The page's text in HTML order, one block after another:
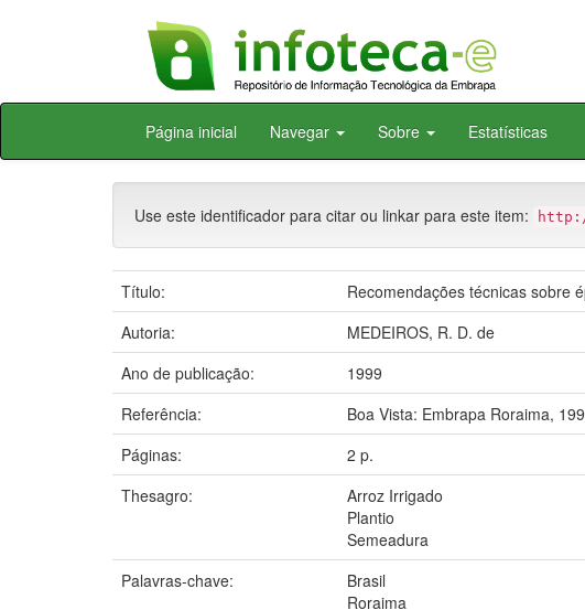
Skip
Página inicial Navegar Sobre Estatísticas
Use este identificador para citar ou linkar para este item:
Título:
Recomendações técnicas sobre
Autoria:
MEDEIROS, R. D. de
Ano de publicação:
1999
Referência:
Boa Vista: Embrapa Roraima,
Páginas:
2 p.
Thesagro:
Arroz Irrigado
Plantio
Semeadura
Palavras-chave:
Brasil
Roraima